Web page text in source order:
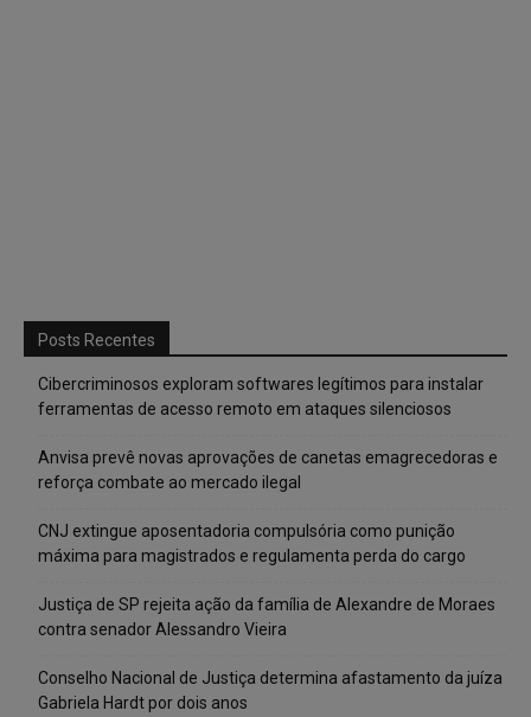
Posts Recentes
Cibercriminosos exploram softwares legítimos para instalar
ferramentas de acesso remoto em ataques silenciosos
Anvisa prevê novas aprovações de canetas emagrecedoras e
reforça combate ao mercado ilegal
CNJ extingue aposentadoria compulsória como punição
máxima para magistrados e regulamenta perda do cargo
Justiça de SP rejeita ação da família de Alexandre de Moraes
contra senador Alessandro Vieira
Conselho Nacional de Justiça determina afastamento da juíza
Gabriela Hardt por dois anos